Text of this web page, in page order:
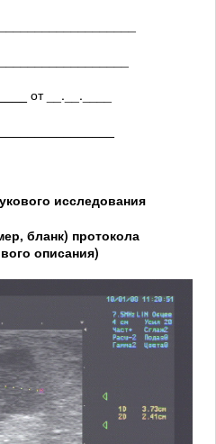
от __.__.____
исследования
бланк) протокола
описания)